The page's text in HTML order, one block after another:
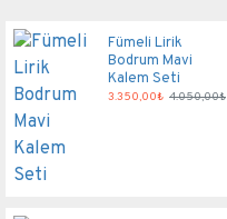
Fümeli Lirik
Bodrum Mavi
Kalem Seti
3.350,00₺ 4.050,00₺